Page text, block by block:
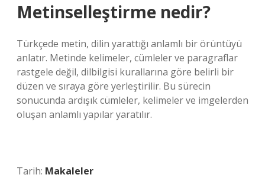
Metinselleştirme nedir?
Türkçede metin, dilin yarattığı anlamlı bir örüntüyü
anlatır. Metinde kelimeler, cümleler ve paragraflar
rastgele değil, dilbilgisi kurallarına göre belirli bir
düzen ve sıraya göre yerleştirilir. Bu sürecin
sonucunda ardışık cümleler, kelimeler ve imgelerden
oluşan anlamlı yapılar yaratılır.
Tarih: Makaleler